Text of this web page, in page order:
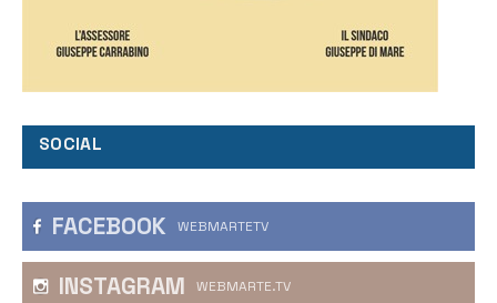
SOCIAL
FACEBOOK WEBMARTETV
INSTAGRAM WEBMARTE.TV